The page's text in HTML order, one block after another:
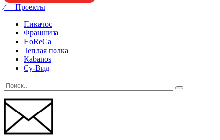
⁄ Проекты
Пикачос
Франшиза
HoReCa
Теплая полка
Kabanos
Су-Вид